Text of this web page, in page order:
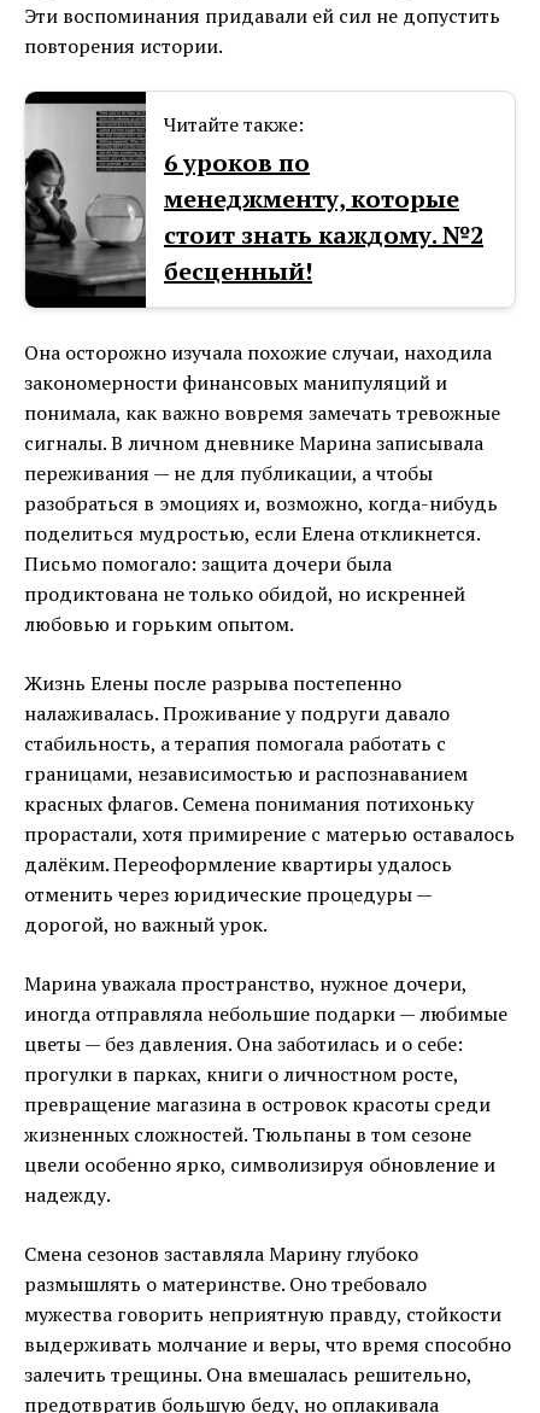
Эти воспоминания придавали ей сил не допустить
повторения истории.
Читайте также:
6 уроков по
менеджменту, которые
стоит знать каждому. №2
бесценный!
Она осторожно изучала похожие случаи, находила
закономерности финансовых манипуляций и
понимала, как важно вовремя замечать тревожные
сигналы. В личном дневнике Марина записывала
переживания — не для публикации, а чтобы
разобраться в эмоциях и, возможно, когда-нибудь
поделиться мудростью, если Елена откликнется.
Письмо помогало: защита дочери была
продиктована не только обидой, но искренней
любовью и горьким опытом.
Жизнь Елены после разрыва постепенно
налаживалась. Проживание у подруги давало
стабильность, а терапия помогала работать с
границами, независимостью и распознаванием
красных флагов. Семена понимания потихоньку
прорастали, хотя примирение с матерью оставалось
далёким. Переоформление квартиры удалось
отменить через юридические процедуры —
дорогой, но важный урок.
Марина уважала пространство, нужное дочери,
иногда отправляла небольшие подарки — любимые
цветы — без давления. Она заботилась и о себе:
прогулки в парках, книги о личностном росте,
превращение магазина в островок красоты среди
жизненных сложностей. Тюльпаны в том сезоне
цвели особенно ярко, символизируя обновление и
надежду.
Смена сезонов заставляла Марину глубоко
размышлять о материнстве. Оно требовало
мужества говорить неприятную правду, стойкости
выдерживать молчание и веры, что время способно
залечить трещины. Она вмешалась решительно,
предотвратив большую беду, но оплакивала